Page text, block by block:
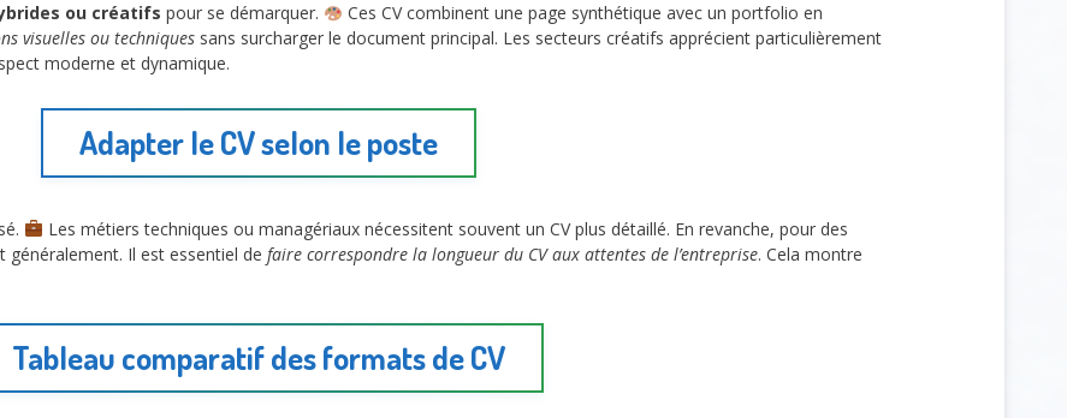
ou créatifs pour se démarquer.
Ces CV combinent une page synthétique avec un portfolio en
visuelles ou techniques sans surcharger le document principal. Les secteurs créatifs apprécient particulièrement
moderne et dynamique.
Adapter le CV selon le poste
Les métiers techniques ou managériaux nécessitent souvent un CV plus détaillé. En revanche, pour des
Il est essentiel de faire correspondre la longueur du CV aux attentes de l’entreprise. Cela montre
Tableau comparatif des formats de CV